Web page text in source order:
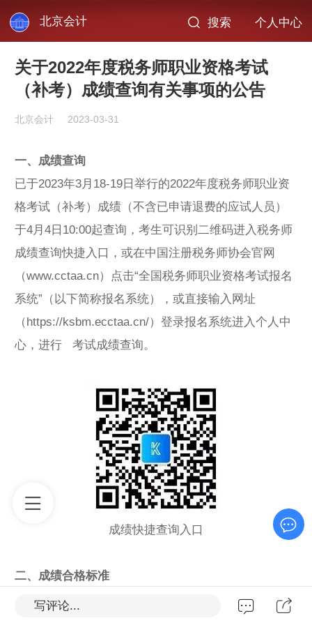
北京会计 搜索 个人中心
关于2022年度税务师职业资格考试
（补考）成绩查询有关事项的公告
北京会计 2023-03-31
一、成绩查询
已于2023年3月18-19日举行的2022年度税务师职业资
格考试（补考）成绩（不含已申请退费的应试人员）
于4月4日10:00起查询， 考生可识别二维码进入税务师
成绩查询快捷入口，或在中国注册税务师协会官网
（www.cctaa.cn）点击“全国税务师职业资格考试报名
系统”（以下简称报名系统），或直接输入网址
（https://ksbm.ecctaa.cn/）登录报名系统进入个人中
心，进行 考试成绩查询。
成绩快捷查询入口
二、成绩合格标准
根据人力资源社会保障部《关于33项专业技术人员职
写评论...